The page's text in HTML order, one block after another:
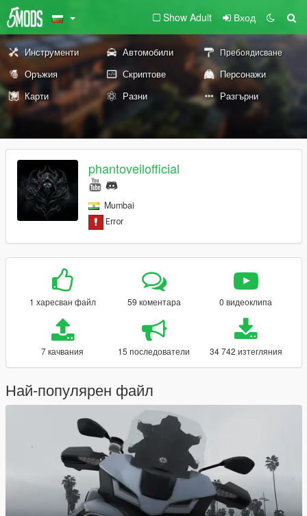
Show Adult Вход
Инструменти Автомобили Пребоядисване
Оръжия Скриптове
Персонажи
Карти
Разни Разгърни
phantoveilofficial
Mumbai
1 харесван файл 59 коментара 0 видеоклипа
7 качвания 15 последователи 34 742 изтегляния
Най-популярен файл